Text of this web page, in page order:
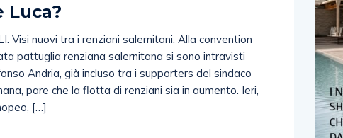
Luca?
Visi nuovi tra i renziani salernitani. Alla convention
pattuglia renziana salernitana si sono intravisti
Andria, già incluso tra i supporters del sindaco
pare che la flotta di renziani sia in aumento. Ieri,
[…]